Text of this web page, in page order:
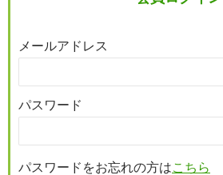
メールアドレス
パスワード
パスワードをお忘れの方はこちら